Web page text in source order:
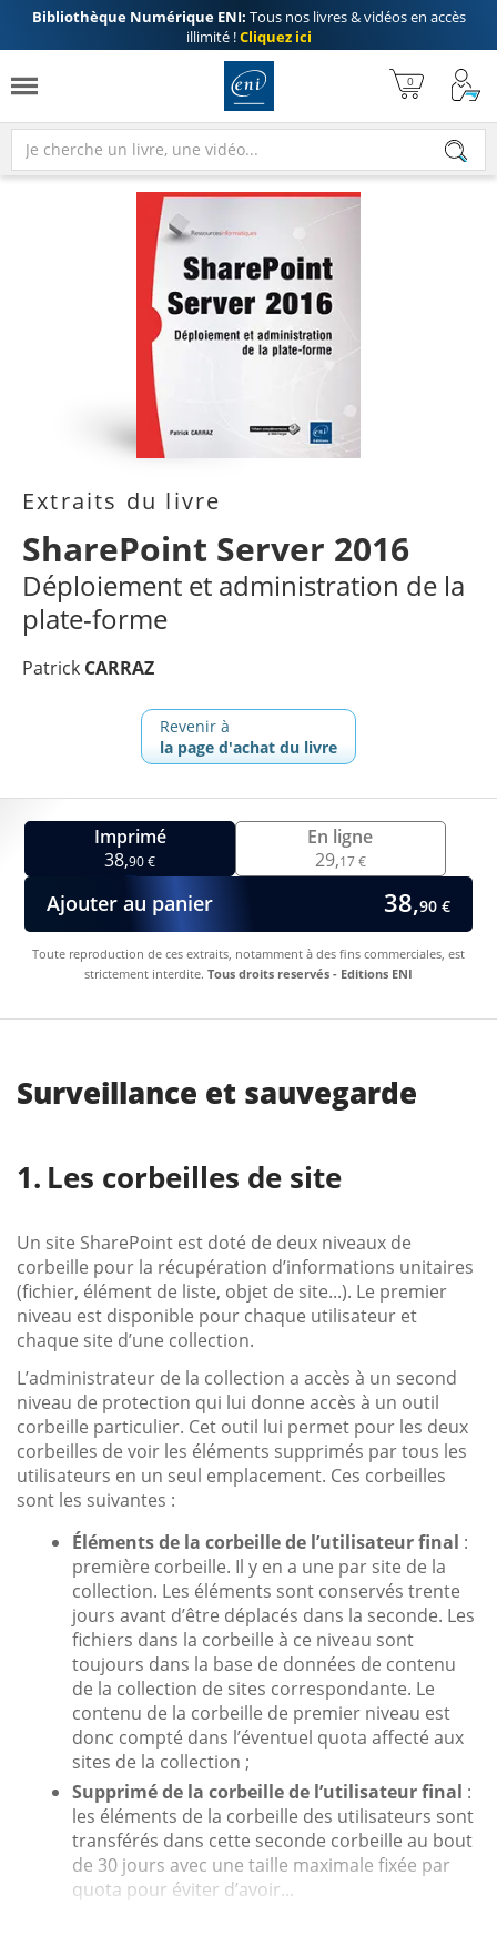
Bibliothèque Numérique ENI: Tous nos livres & vidéos en accès
illimité !Cliquez ici
Extraits du livre
SharePoint Server 2016
Déploiement et administration de la
plate-forme
Patrick CARRAZ
Revenir à
la page d'achat du livre
Imprimé
38,90 €
En ligne
29,17 €
Ajouter au panier 38,90 €
Toute reproduction de ces extraits, notamment à des fins commerciales, est
strictement interdite. Tous droits reservés - Editions ENI
Surveillance et sauvegarde
Les corbeilles de site
Un site SharePoint est doté de deux niveaux de
corbeille pour la récupération d’informations unitaires
(fichier, élément de liste, objet de site...). Le premier
niveau est disponible pour chaque utilisateur et
chaque site d’une collection.
L’administrateur de la collection a accès à un second
niveau de protection qui lui donne accès à un outil
corbeille particulier. Cet outil lui permet pour les deux
corbeilles de voir les éléments supprimés par tous les
utilisateurs en un seul emplacement. Ces corbeilles
sont les suivantes :
Éléments de la corbeille de l’utilisateur final :
première corbeille. Il y en a une par site de la
collection. Les éléments sont conservés trente
jours avant d’être déplacés dans la seconde. Les
fichiers dans la corbeille à ce niveau sont
toujours dans la base de données de contenu
de la collection de sites correspondante. Le
contenu de la corbeille de premier niveau est
donc compté dans l’éventuel quota affecté aux
sites de la collection ;
Supprimé de la corbeille de l’utilisateur final :
les éléments de la corbeille des utilisateurs sont
transférés dans cette seconde corbeille au bout
de 30 jours avec une taille maximale fixée par
quota pour éviter d’avoir...